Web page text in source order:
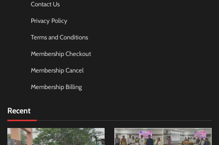
Contact Us
Privacy Policy
Terms and Conditions
Membership Checkout
Membership Cancel
Membership Billing
Recent